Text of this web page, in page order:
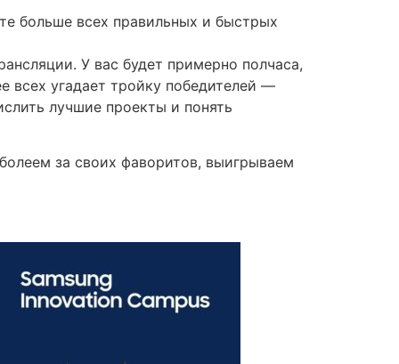
больше всех правильных и быстрых
У вас будет примерно полчаса,
всех угадает тройку победителей —
лучшие проекты и понять
за своих фаворитов, выигрываем